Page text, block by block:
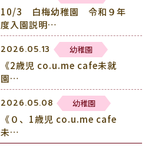
10/3 白梅幼稚園 令和９年
度入園説明…
2026.05.13 幼稚園
《2歳児 co.u.me cafe未就
園…
2026.05.08 幼稚園
《０、1歳児 co.u.me cafe
未…